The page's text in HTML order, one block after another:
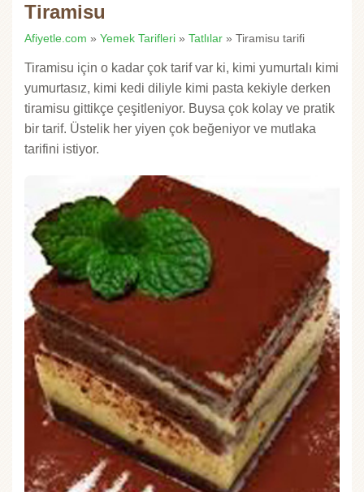
Tiramisu
Afiyetle.com » Yemek Tarifleri » Tatlılar » Tiramisu tarifi
Tiramisu için o kadar çok tarif var ki, kimi yumurtalı kimi
yumurtasız, kimi kedi diliyle kimi pasta kekiyle derken
tiramisu gittikçe çeşitleniyor. Buysa çok kolay ve pratik
bir tarif. Üstelik her yiyen çok beğeniyor ve mutlaka
tarifini istiyor.